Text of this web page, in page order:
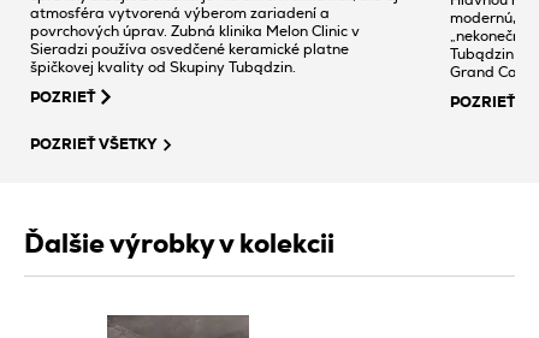
atmosféra vytvorená výberom zariadení a
povrchových úprav. Zubná klinika Melon Clinic v
Sieradzi používa osvedčené keramické platne
špičkovej kvality od Skupiny Tubądzin.
POZRIEŤ
modernú,
Tubądzin z
Grand
POZRIEŤ
POZRIEŤ VŠETKY
Ďalšie výrobky v kolekcii